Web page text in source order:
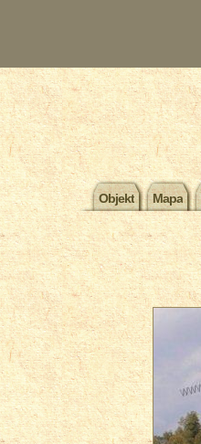
Objekt Mapa